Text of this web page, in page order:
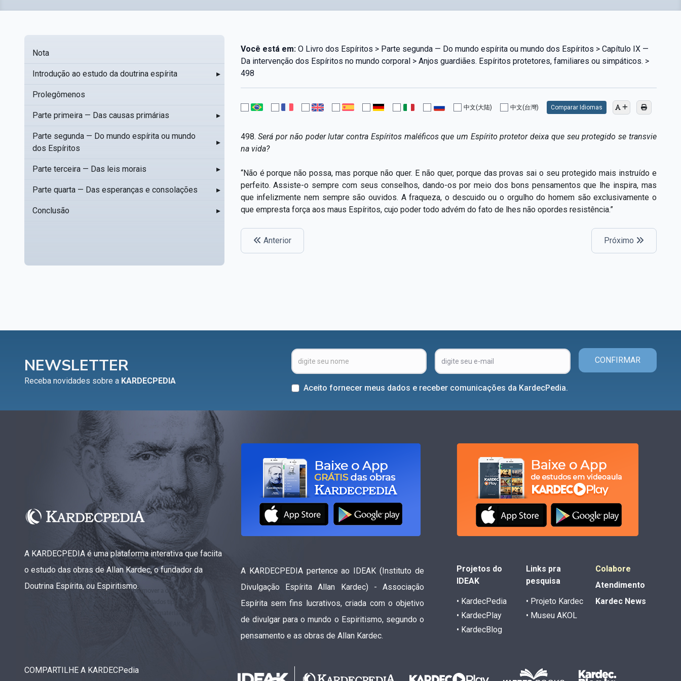
Nota
Introdução ao estudo da doutrina espírita ▸
Prolegômenos
Parte primeira — Das causas primárias ▸
Parte segunda — Do mundo espírita ou mundo
dos Espíritos
▸
Parte terceira — Das leis morais ▸
Parte quarta — Das esperanças e consolações ▸
Conclusão ▸
Você está em:O Livro dos Espíritos > Parte segunda — Do mundo espírita ou mundo dos Espíritos > Capítulo IX —
Da intervenção dos Espíritos no mundo corporal > Anjos guardiães. Espíritos protetores, familiares ou simpáticos. >
498
中文(大陆) 中文(台灣) Comparar Idiomas
498.Será por não poder lutar contra Espíritos maléficos que um Espírito protetor deixa que seu protegido se transvie
na vida?
“Não é porque não possa, mas porque não quer. E não quer, porque das provas sai o seu protegido mais instruído e
perfeito. Assiste-o sempre com seus conselhos, dando-os por meio dos bons pensamentos que lhe inspira, mas
que infelizmente nem sempre são ouvidos. A fraqueza, o descuido ou o orgulho do homem são exclusivamente o
que empresta força aos maus Espíritos, cujo poder todo advém do fato de lhes não opordes resistência.”
Anterior Próximo
NEWSLETTER
Receba novidades sobre a KARDECPEDIA
CONFIRMAR
Aceito fornecer meus dados e receber comunicações da KardecPedia.
A KARDECPEDIA é uma plataforma interativa que faciita
o estudo das obras de Allan Kardec, o fundador da
Doutrina Espírita, ou Espiritismo.
A KARDECPEDIA pertence ao IDEAK (Instituto de
Divulgação Espírita Allan Kardec) - Associação
Espírita sem fins lucrativos, criada com o objetivo
de divulgar para o mundo o Espiritismo, segundo o
pensamento e as obras de Allan Kardec.
Projetos do
IDEAK
• KardecPedia
• KardecPlay
• KardecBlog
Links pra
pesquisa
• Projeto Kardec
• Museu AKOL
Colabore
Atendimento
Kardec News
COMPARTILHE A KARDECPedia